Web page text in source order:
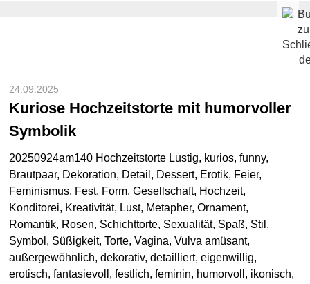
24.09.2025
Kuriose Hochzeitstorte mit humorvoller
Symbolik
20250924am140 Hochzeitstorte Lustig, kurios, funny,
Brautpaar, Dekoration, Detail, Dessert, Erotik, Feier,
Feminismus, Fest, Form, Gesellschaft, Hochzeit,
Konditorei, Kreativität, Lust, Metapher, Ornament,
Romantik, Rosen, Schichttorte, Sexualität, Spaß, Stil,
Symbol, Süßigkeit, Torte, Vagina, Vulva amüsant,
außergewöhnlich, dekorativ, detailliert, eigenwillig,
erotisch, fantasievoll, festlich, feminin, humorvoll, ikonisch,